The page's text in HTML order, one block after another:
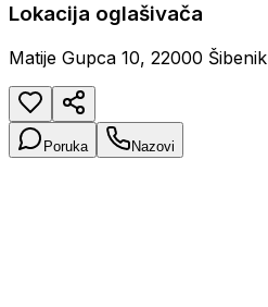
Lokacija oglašivača
Matije Gupca 10, 22000 Šibenik
Poruka Nazovi